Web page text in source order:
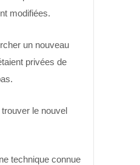
modifiées.
un nouveau
privées de
le nouvel
technique connue